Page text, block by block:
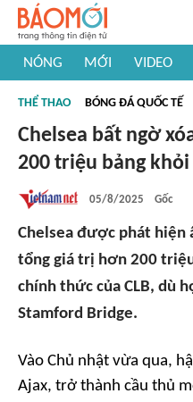
NÓNG MỚI VIDEO
#Khám phá thế giới
THỂ THAO BÓNG ĐÁ QUỐC TẾ
Chelsea bất ngờ
200 triệu bảng khỏi
05/8/2025 Gốc
Chelsea được phát hiện
tổng giá trị hơn 200
chính thức của CLB, dù
Stamford Bridge.
Vào Chủ nhật vừa qua,
Ajax, trở thành cầu thủ